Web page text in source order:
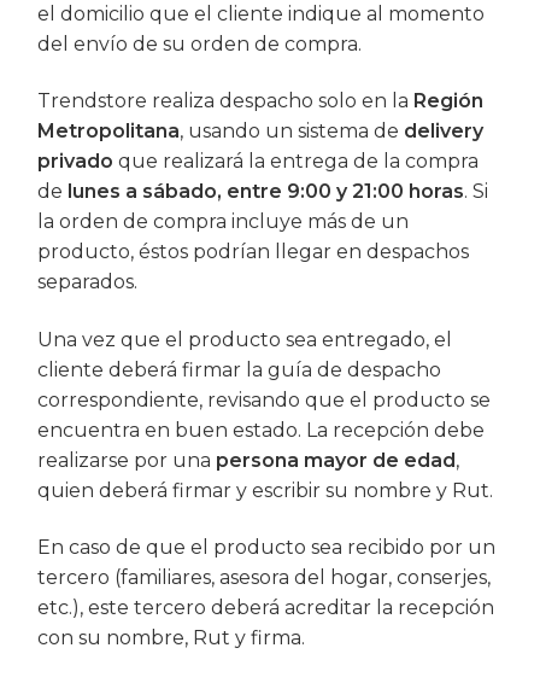
el domicilio que el cliente indique al momento
del envío de su orden de compra.
Trendstore realiza despacho solo en la Región
Metropolitana, usando un sistema de delivery
privado que realizará la entrega de la compra
de lunes a sábado, entre 9:00 y 21:00 horas. Si
la orden de compra incluye más de un
producto, éstos podrían llegar en despachos
separados.
Una vez que el producto sea entregado, el
cliente deberá firmar la guía de despacho
correspondiente, revisando que el producto se
encuentra en buen estado. La recepción debe
realizarse por una persona mayor de edad,
quien deberá firmar y escribir su nombre y Rut.
En caso de que el producto sea recibido por un
tercero (familiares, asesora del hogar, conserjes,
etc.), este tercero deberá acreditar la recepción
con su nombre, Rut y firma.